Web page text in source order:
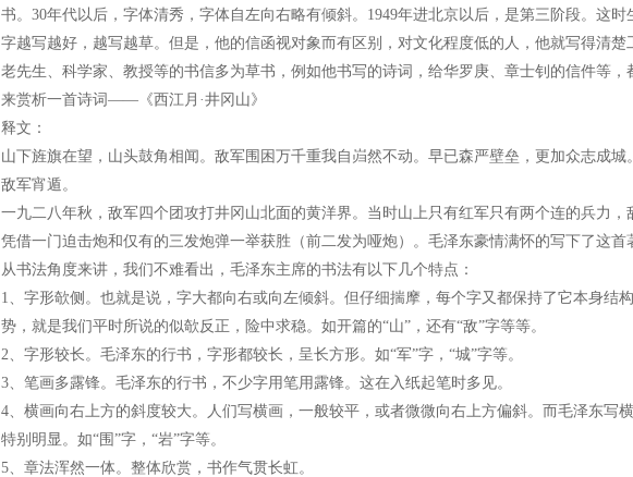
书。30年代以后，字体清秀，字体自左向右略有倾斜。1949年进北京以后，是第三阶段。这
字越写越好，越写越草。但是，他的信函视对象而有区别，对文化程度低的人，他就写得清楚
老先生、科学家、教授等的书信多为草书，例如他书写的诗词，给华罗庚、章士钊的信件等，
来赏析一首诗词——《西江月·井冈山》
释文：
山下旌旗在望，山头鼓角相闻。敌军围困万千重我自岿然不动。早已森严壁垒，更加众志成城
敌军宵遁。
一九二八年秋，敌军四个团攻打井冈山北面的黄洋界。当时山上只有红军只有两个连的兵力，
凭借一门迫击炮和仅有的三发炮弹一举获胜（前二发为哑炮）。毛泽东豪情满怀的写下了这首
从书法角度来讲，我们不难看出，毛泽东主席的书法有以下几个特点：
1、字形欹侧。也就是说，字大都向右或向左倾斜。但仔细揣摩，每个字又都保持了它本身结
势，就是我们平时所说的似欹反正，险中求稳。如开篇的“山”，还有“敌”字等等。
2、字形较长。毛泽东的行书，字形都较长，呈长方形。如“军”字，“城”字等。
3、笔画多露锋。毛泽东的行书，不少字用笔用露锋。这在入纸起笔时多见。
4、横画向右上方的斜度较大。人们写横画，一般较平，或者微微向右上方偏斜。而毛泽东写
特别明显。如“围”字，“岩”字等。
5、章法浑然一体。整体欣赏，书作气贯长虹。